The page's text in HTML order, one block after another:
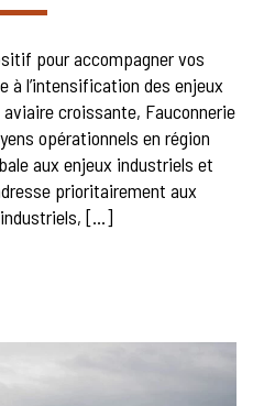
pour accompagner vos
à l’intensification des enjeux
croissante, Fauconnerie
opérationnels en région
aux enjeux industriels et
prioritairement aux
[…]